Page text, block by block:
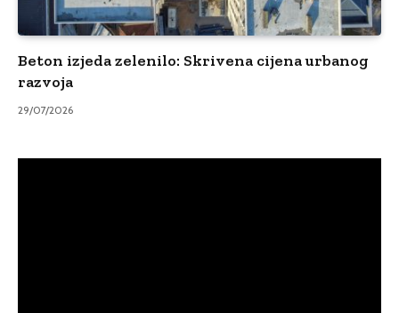
Beton izjeda zelenilo: Skrivena cijena urbanog
razvoja
29/07/2026